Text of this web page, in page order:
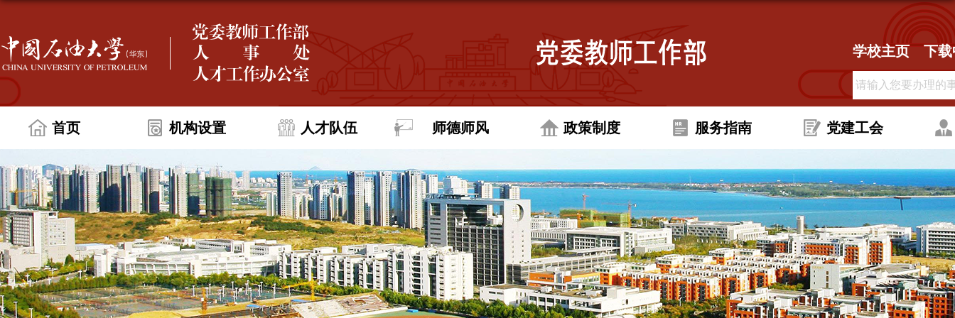
学校主页 下
首页 机构设置 人才队伍 师德师风 政策制度 服务指南 党建工会